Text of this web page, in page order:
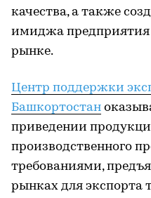
качества, а также
имиджа
рынке.
Центр поддержки
Башкортостан
приведении
производственного
требованиями,
рынках для экспорта